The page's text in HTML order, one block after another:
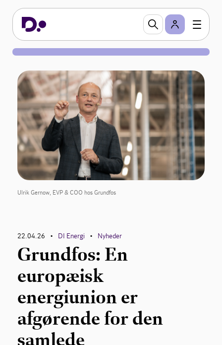
Ulrik Gernow, EVP & COO hos Grundfos
22.04.26 • DI Energi • Nyheder
Grundfos: En
europæisk
energiunion er
afgørende for den
samlede